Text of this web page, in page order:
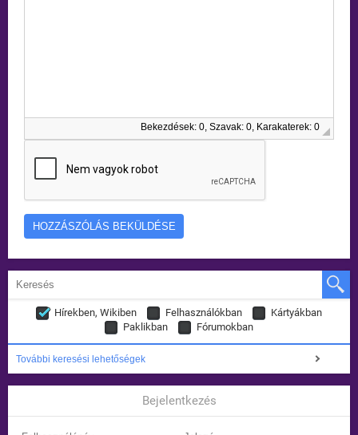
Bekezdések: 0, Szavak: 0, Karakaterek: 0
Hírekben, Wikiben Felhasználókban
Kártyákban
Paklikban
Fórumokban
További keresési lehetőségek
Bejelentkezés